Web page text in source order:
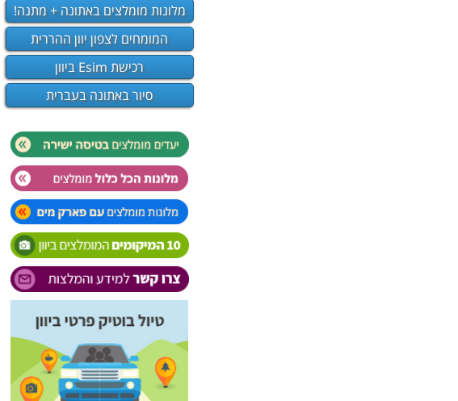
מלונות מומלצים באתונה + מתנה!
המומחים לצפון יוון ההררית
רכישת Esim ביוון
סיור באתונה בעברית